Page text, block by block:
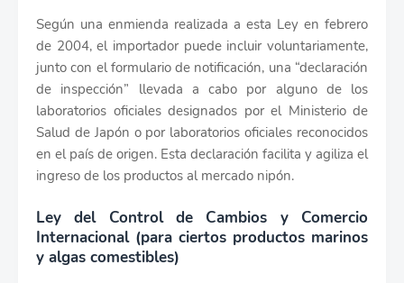
Según una enmienda realizada a esta Ley en febrero
de 2004, el importador puede incluir voluntariamente,
junto con el formulario de notificación, una “declaración
de inspección” llevada a cabo por alguno de los
laboratorios oficiales designados por el Ministerio de
Salud de Japón o por laboratorios oficiales reconocidos
en el país de origen. Esta declaración facilita y agiliza el
ingreso de los productos al mercado nipón.
Ley del Control de Cambios y Comercio
Internacional (para ciertos productos marinos
y algas comestibles)